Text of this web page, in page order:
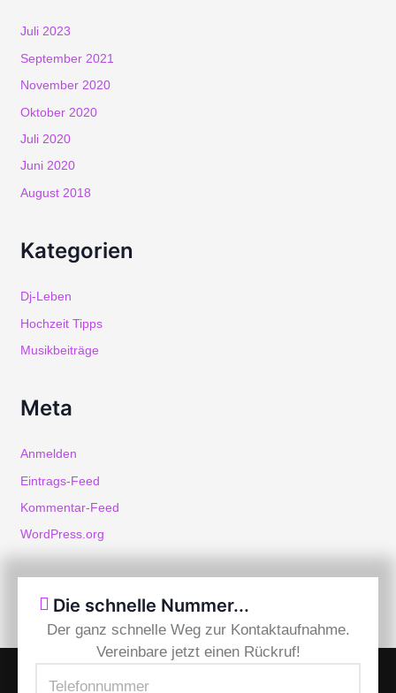
Juli 2023
September 2021
November 2020
Oktober 2020
Juli 2020
Juni 2020
August 2018
Kategorien
Dj-Leben
Hochzeit Tipps
Musikbeiträge
Meta
Anmelden
Eintrags-Feed
Kommentar-Feed
WordPress.org
Die schnelle Nummer...
Der ganz schnelle Weg zur Kontaktaufnahme.
Vereinbare jetzt einen Rückruf!